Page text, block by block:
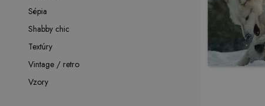
Sépia
Shabby chic
Textúry
Vintage / retro
Vzory